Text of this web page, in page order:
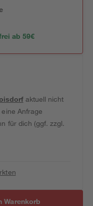
ab 59€
aktuell nicht
Anfrage
für dich (ggf. zzgl.
Warenkorb